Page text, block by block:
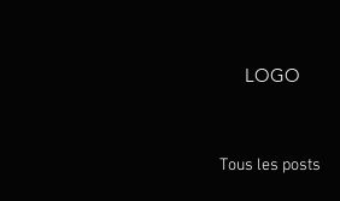
LOGO
Tous les posts